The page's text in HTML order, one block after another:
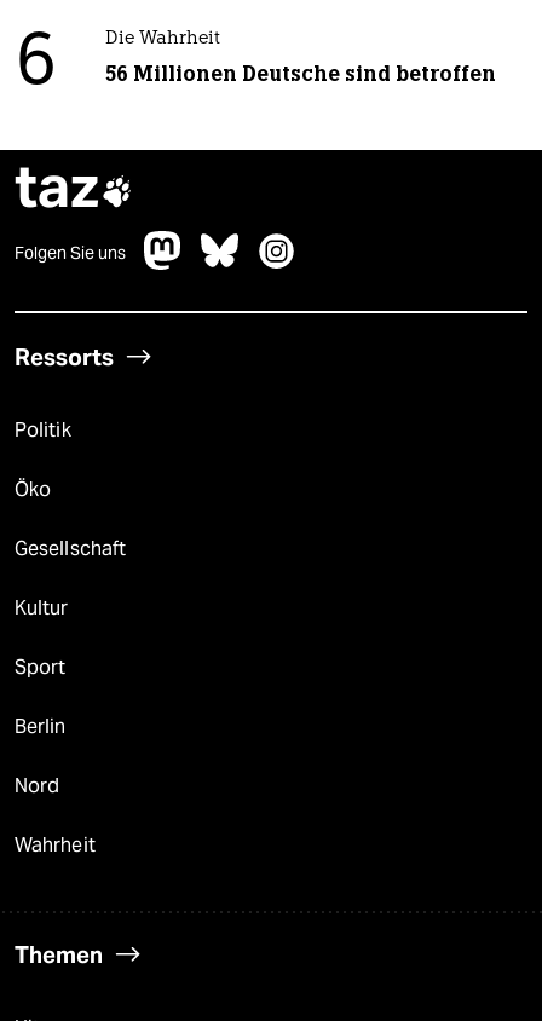
6 Die Wahrheit
56 Millionen Deutsche sind betroffen
taz
Folgen Sie uns
Ressorts
Politik
Öko
Gesellschaft
Kultur
Sport
Berlin
Nord
Wahrheit
Themen